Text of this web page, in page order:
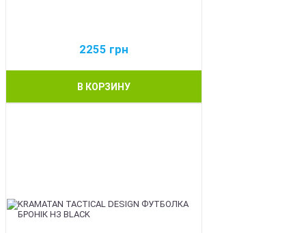
2255 грн
В КОРЗИНУ